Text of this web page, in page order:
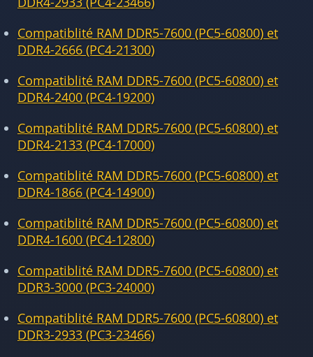
Compatiblité RAM DDR5-7600 (PC5-60800) et
DDR4-2666 (PC4-21300)
Compatiblité RAM DDR5-7600 (PC5-60800) et
DDR4-2400 (PC4-19200)
Compatiblité RAM DDR5-7600 (PC5-60800) et
DDR4-2133 (PC4-17000)
Compatiblité RAM DDR5-7600 (PC5-60800) et
DDR4-1866 (PC4-14900)
Compatiblité RAM DDR5-7600 (PC5-60800) et
DDR4-1600 (PC4-12800)
Compatiblité RAM DDR5-7600 (PC5-60800) et
DDR3-3000 (PC3-24000)
Compatiblité RAM DDR5-7600 (PC5-60800) et
DDR3-2933 (PC3-23466)